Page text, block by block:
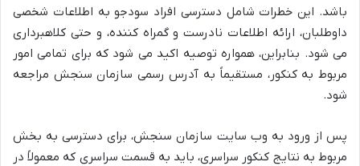
باشد. این خطرات شامل دسترسی افراد سودجو به اطلاعات شخصی
داوطلبان، ارائه اطلاعات نادرست و گمراه کننده، و حتی کلاهبرداری
می شود. بنابراین، همواره توصیه اکید می شود که برای تمامی امور
مربوط به کنکور، مستقیماً به آدرس رسمی سازمان سنجش مراجعه
شود.
پس از ورود به وب سایت سازمان سنجش، برای دسترسی به بخش
مربوط به نتایج کنکور سراسری، باید به قسمت سراسری که معمولاً در